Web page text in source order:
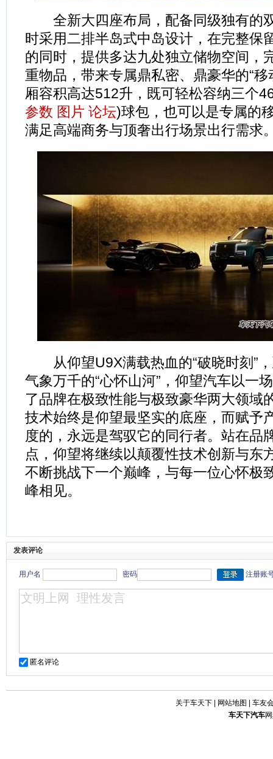
全新大四座布局，配备同级独有的
时采用二排半岛式中岛设计，在完整保
的同时，提供多达九处独立储物空间，
重物品，带来专属鼎私密、鼎豪华的“移
厢容积高达512升，既可轻松容纳三个
参数 图片 论坛)球包，也可以是专属的
满足高端商务与顶奢出行场景出行需求
从仰望U9X满载热血的“破晓时刻”
气象万千的“心怀山河”，仰望汽车以一
了品牌在极致性能与极致豪华两大领域
技术始终是仰望最坚实的底座，而赋予
度的，永远是驾驭它的同行者。站在品
点，仰望将继续以颠覆性技术创新与东
不断挑战下一个巅峰，与每一位心怀极
峰相见。
发表评论
用户名 密码 注册账
匿名评论
关于车天下| 网站地图
车友
车天下汽车